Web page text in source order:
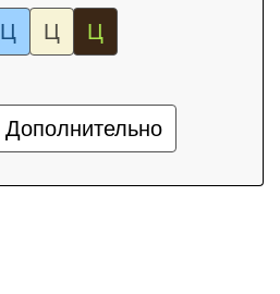
Ц Ц Ц
Дополнительно